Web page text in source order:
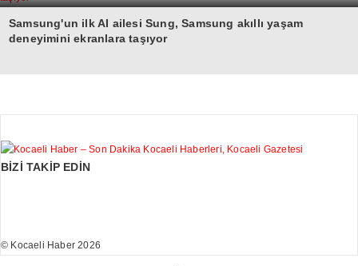
Samsung'un ilk AI ailesi Sung, Samsung akıllı yaşam
deneyimini ekranlara taşıyor
BİZİ TAKİP EDİN
© Kocaeli Haber 2026